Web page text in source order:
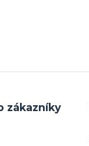
zákazníky